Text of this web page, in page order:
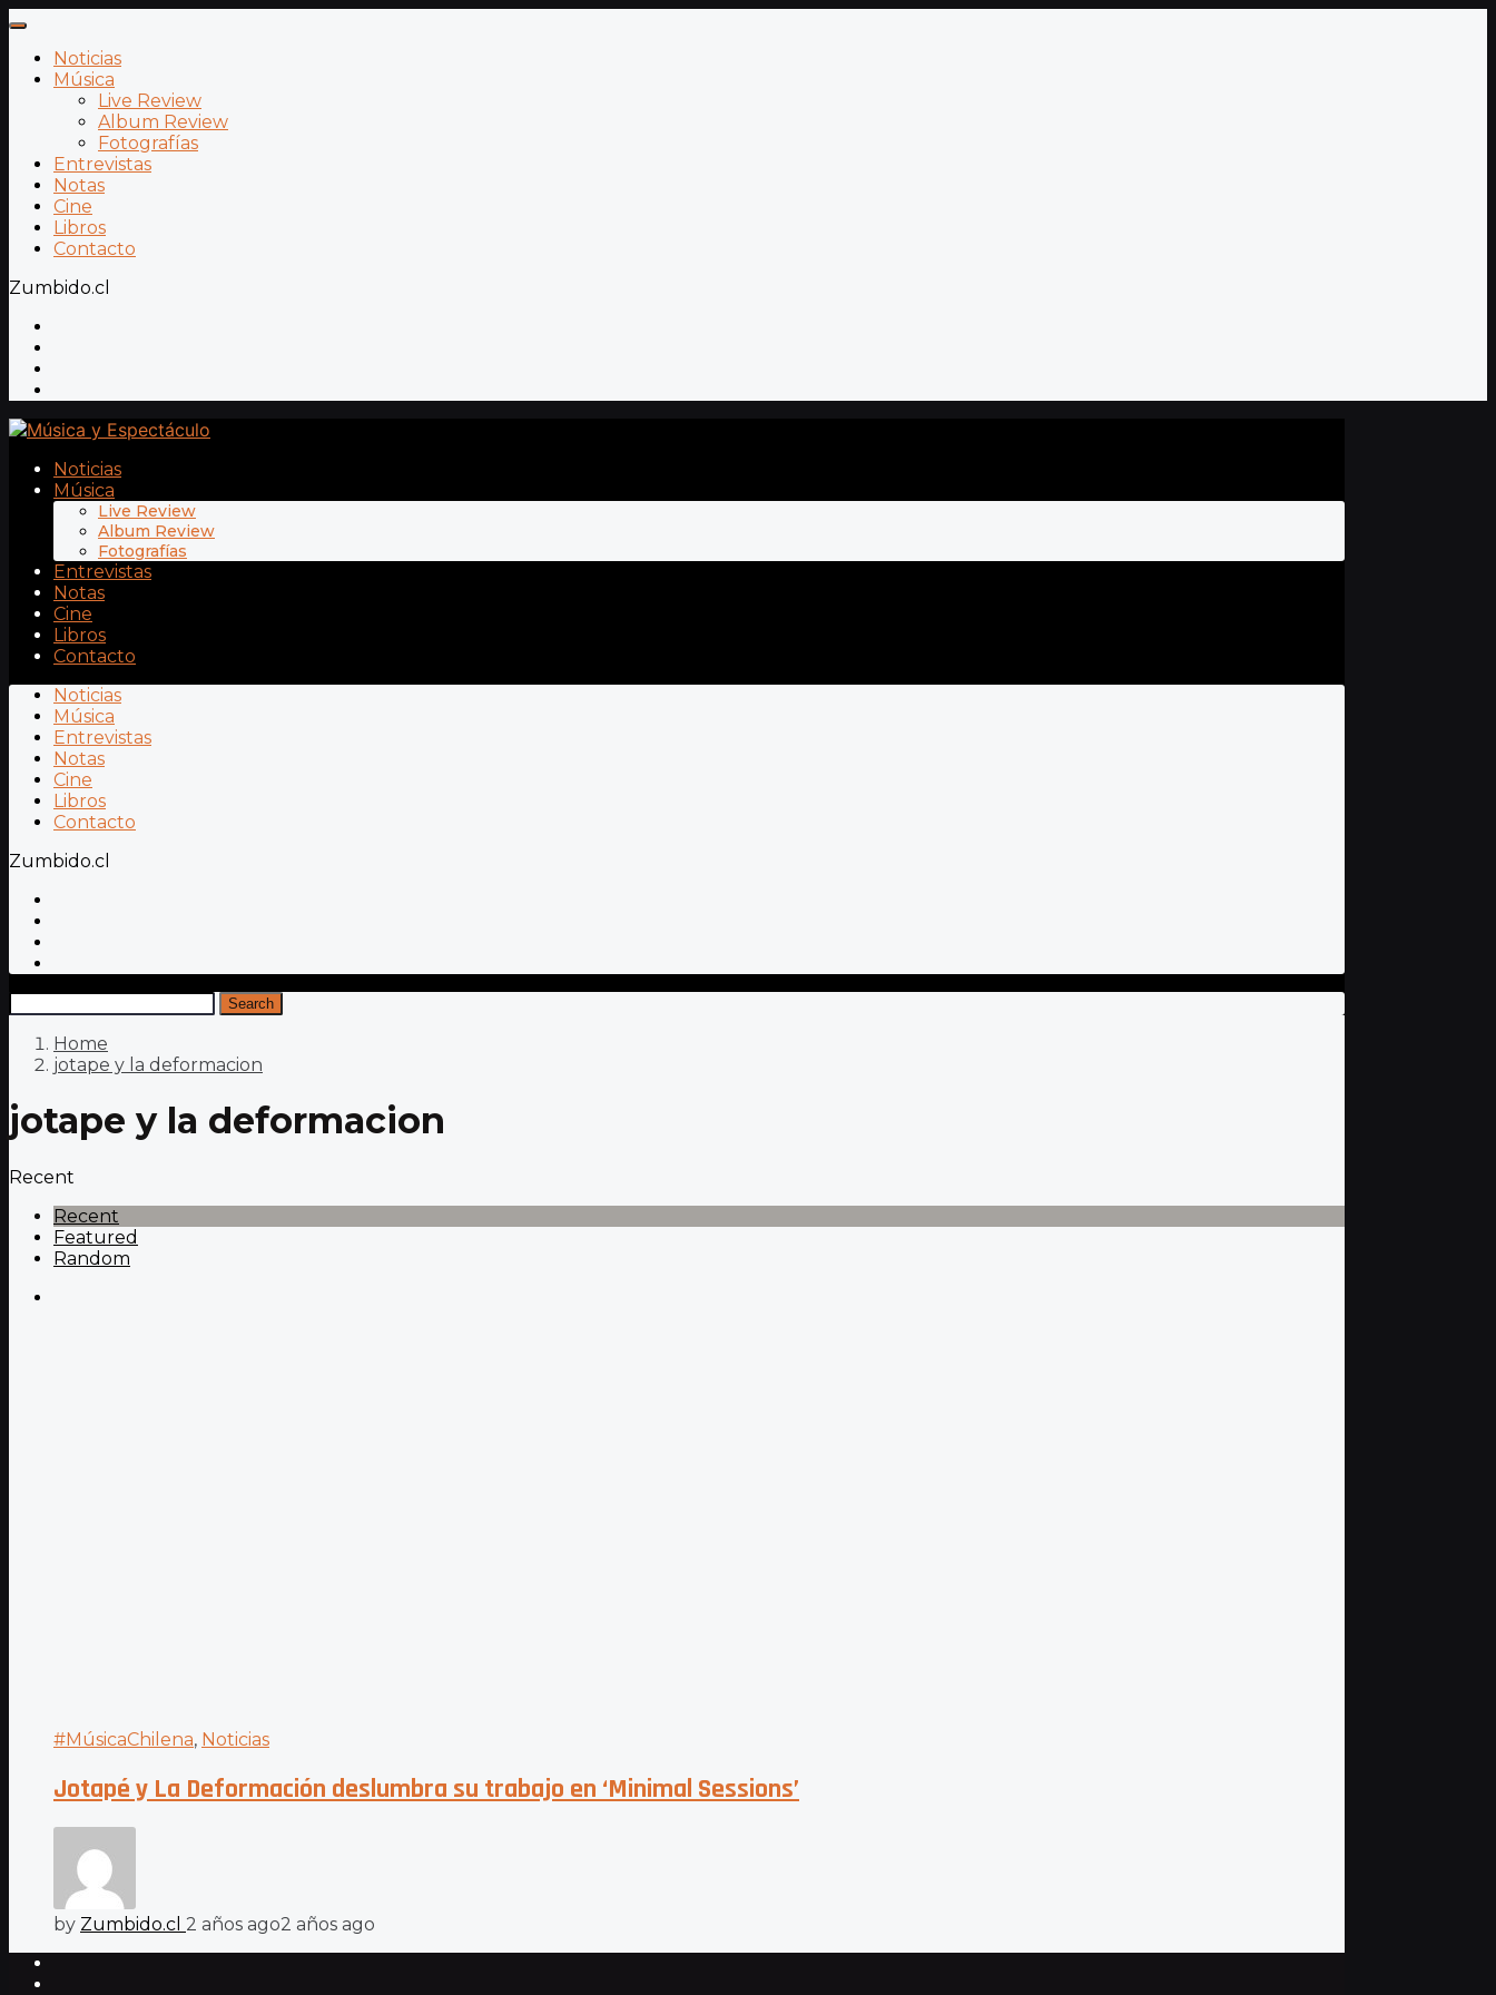
Noticias
Música
Live Review
Album Review
Fotografías
Entrevistas
Notas
Cine
Libros
Contacto
Zumbido.cl
Noticias
Música
Live Review
Album Review
Fotografías
Entrevistas
Notas
Cine
Libros
Contacto
Noticias
Música
Entrevistas
Notas
Cine
Libros
Contacto
Zumbido.cl
Search
Home
jotape y la deformacion
jotape y la deformacion
Recent
Recent
Featured
Random
#MúsicaChilena, Noticias
Jotapé y La Deformación deslumbra su trabajo en ‘Minimal Sessions’
by Zumbido.cl 2 años ago2 años ago